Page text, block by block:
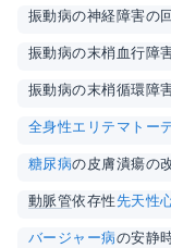
振動病の神経障害の
振動病の末梢血行障
振動病の末梢循環障
全身性エリテマトー
糖尿病の皮膚潰瘍の
動脈管依存性先天性
バージャー病の安静